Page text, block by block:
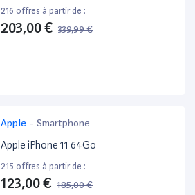
216 offres à partir de :
203,00 € 339,99 €
Apple - Smartphone
Apple iPhone 11 64Go
215 offres à partir de :
123,00 € 185,00 €